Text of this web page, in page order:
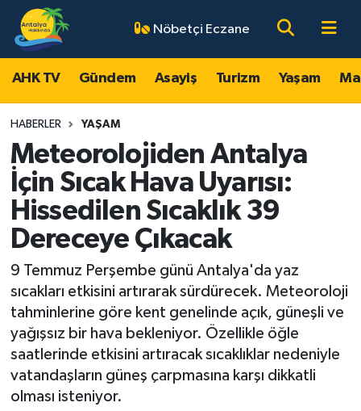
Nöbetçi Eczane
AHK TV Gündem Asayiş Turizm Yaşam
HABERLER YAŞAM
Meteorolojiden Antalya
İçin Sıcak Hava Uyarısı:
Hissedilen Sıcaklık 39
Dereceye Çıkacak
9 Temmuz Perşembe günü Antalya'da yaz
sıcakları etkisini artırarak sürdürecek. Meteoroloji
tahminlerine göre kent genelinde açık, güneşli ve
yağışsız bir hava bekleniyor. Özellikle öğle
saatlerinde etkisini artıracak sıcaklıklar nedeniyle
vatandaşların güneş çarpmasına karşı dikkatli
olması isteniyor.
AHK TV
Gündem
Asayiş
Turizm
Magazin
Ekonomi
Spor
Dünya
Antalya Nöbetçi Eczaneler
Antalya Hava Durumu
Antalya Namaz Vakitleri
Antalya Trafik Yoğunluk Haritası
Süper Lig Puan Durumu ve Fikstür
Tüm Manşetler
Son Dakika Haberleri
Haber Arşivi